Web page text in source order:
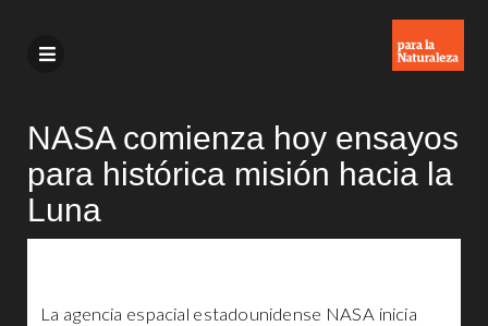
NASA comienza hoy ensayos
para histórica misión hacia la
Luna
La agencia espacial estadounidense NASA inicia